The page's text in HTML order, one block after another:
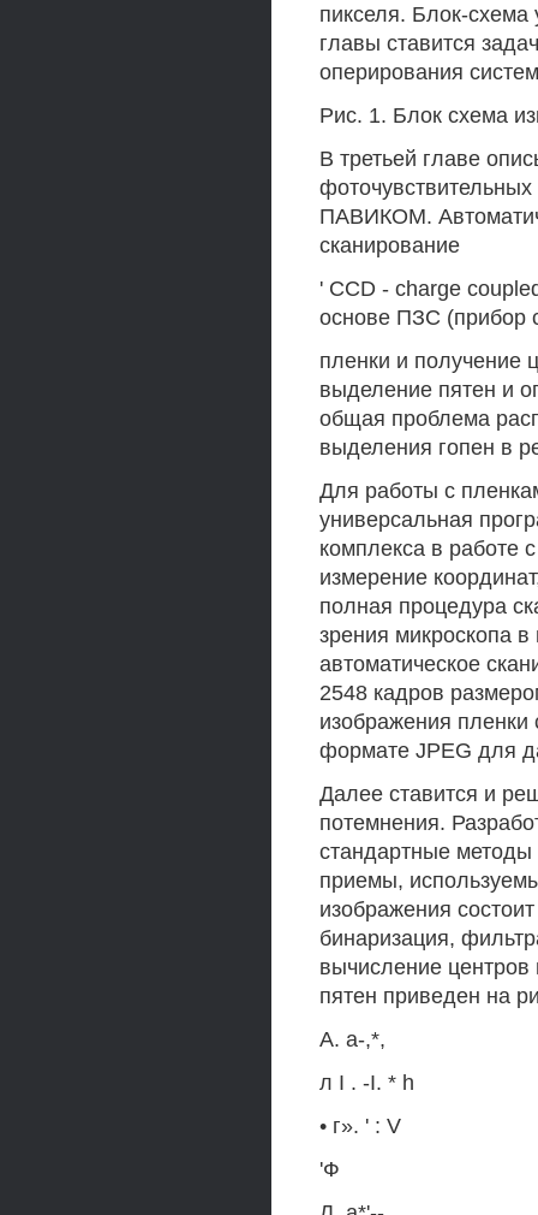
пикселя. Блок-схема
главы ставится
оперирования
Рис. 1. Блок схема
В третьей главе
ПАВИКОМ.
сканирование
' CCD - charge
основе ПЗС (прибор
пленки и получение
выделение пятен и
общая проблема
выделения гопен в
Для работы с
универсальная
комплекса в работе
измерение
полная процедура
зрения микроскопа
автоматическое
2548 кадров
изображения пленки
формате JPEG для
Далее ставится и
потемнения.
стандартные методы
приемы,
изображения
бинаризация,
вычисление
пятен приведен на
A. a-,*,
л I . -I. * h
• г». ' : V
'Ф